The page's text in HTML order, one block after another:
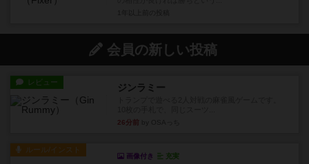
会員の新しい投稿
レビュー ジンラミー
26分前
ルール/インスト
画像付き 充実